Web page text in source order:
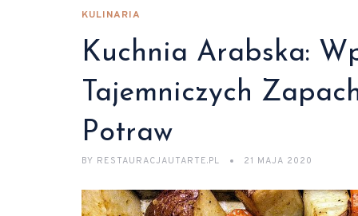
KULINARIA
Kuchnia Arabska:
Tajemniczych
Potraw
BY RESTAURACJAUTARTE.PL 21 MAJA 2020